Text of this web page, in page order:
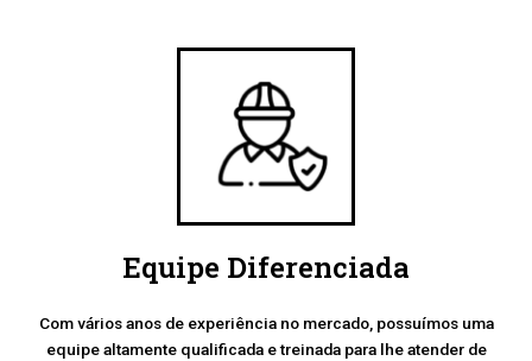
Equipe Diferenciada
Com vários anos de experiência no mercado, possuímos uma
equipe altamente qualificada e treinada para lhe atender de